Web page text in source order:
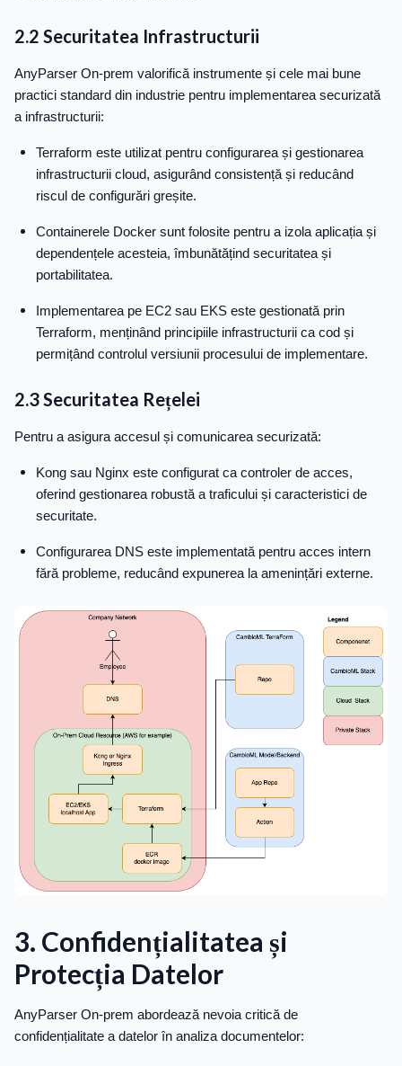
2.2 Securitatea Infrastructurii
AnyParser On-prem valorifică instrumente și cele mai bune
practici standard din industrie pentru implementarea securizată
a infrastructurii:
Terraform este utilizat pentru configurarea și gestionarea
infrastructurii cloud, asigurând consistență și reducând
riscul de configurări greșite.
Containerele Docker sunt folosite pentru a izola aplicația și
dependențele acesteia, îmbunătățind securitatea și
portabilitatea.
Implementarea pe EC2 sau EKS este gestionată prin
Terraform, menținând principiile infrastructurii ca cod și
permițând controlul versiunii procesului de implementare.
2.3 Securitatea Rețelei
Pentru a asigura accesul și comunicarea securizată:
Kong sau Nginx este configurat ca controler de acces,
oferind gestionarea robustă a traficului și caracteristici de
securitate.
Configurarea DNS este implementată pentru acces intern
fără probleme, reducând expunerea la amenințări externe.
3. Confidențialitatea și
Protecția Datelor
AnyParser On-prem abordează nevoia critică de
confidențialitate a datelor în analiza documentelor: